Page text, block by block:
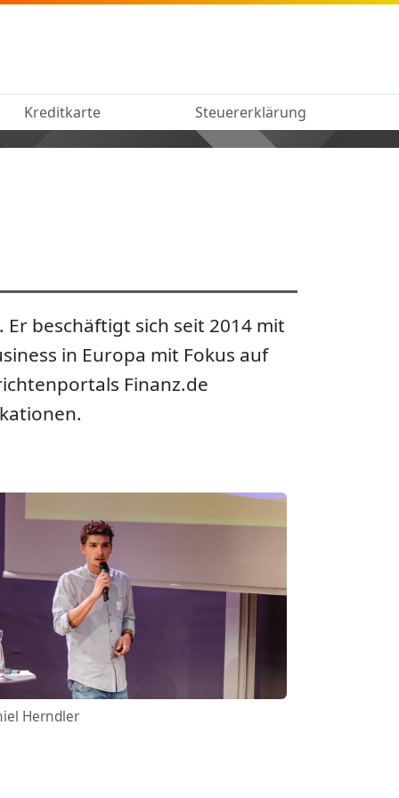
Kreditkarte Steuererklärung
beschäftigt sich seit 2014 mit
in Europa mit Fokus auf
Finanz.de
Herndler